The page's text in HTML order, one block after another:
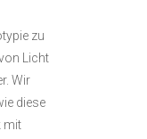
zu
Licht
Wir
diese
mit